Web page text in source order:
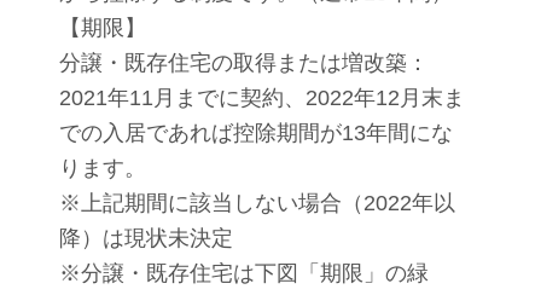
【期限】
分譲・既存住宅の取得または増改築：
2021年11月までに契約、2022年12月末ま
での入居であれば控除期間が13年間にな
ります。
※上記期間に該当しない場合（2022年以
降）は現状未決定
※分譲・既存住宅は下図「期限」の緑